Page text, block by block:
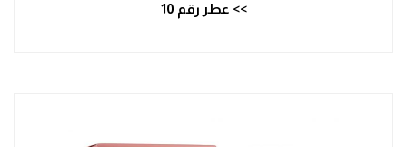
>> عطر رقم 10